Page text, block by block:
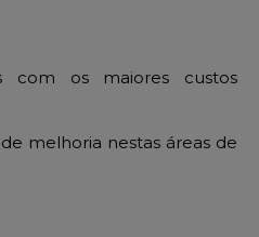
com os maiores custos
melhoria nestas áreas de